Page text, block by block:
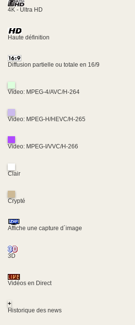
4K - Ultra HD
Haute définition
Diffusion partielle ou totale en 16/9
Video: MPEG-4/AVC/H-264
Video: MPEG-H/HEVC/H-265
Video: MPEG-I/VVC/H-266
Clair
Crypté
Affiche une capture d´image
3D
Vidéos en Direct
+
Historique des news